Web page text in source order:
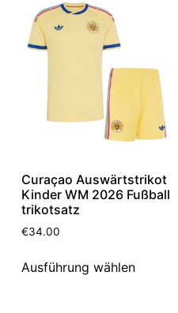
Curaçao Auswärtstrikot
Kinder WM 2026 Fußball
trikotsatz
€34.00
Ausführung wählen